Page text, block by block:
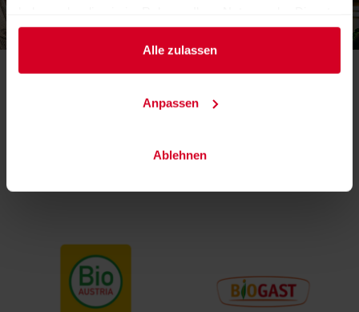
gesammelt haben.
Alle zulassen
Anpassen
Ablehnen